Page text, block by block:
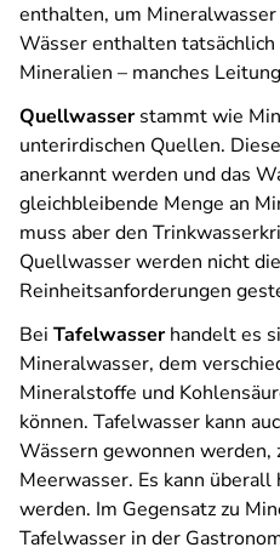
enthalten, um
Wässer enthalten
Mineralien – manches
Quellwasserstammt wie
unterirdischen Quellen.
anerkannt werden und das
gleichbleibende Menge an
muss aber den
Quellwasser werden nicht
Reinheitsanforderungen
Bei Tafelwasserhandelt es
Mineralwasser, dem
Mineralstoffe und
können. Tafelwasser kann
Wässern gewonnen werden,
Meerwasser. Es kann
werden. Im Gegensatz zu
Tafelwasser in der